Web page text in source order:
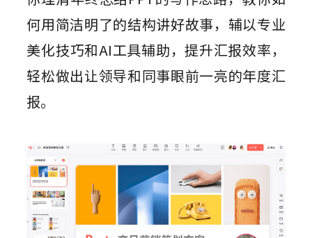
AI生成思维导图
AI生成路线图
何用简洁明了的结构讲好故事，辅以专业
美化技巧和AI工具辅助，提升汇报效率，
轻松做出让领导和同事眼前一亮的年度汇
报。